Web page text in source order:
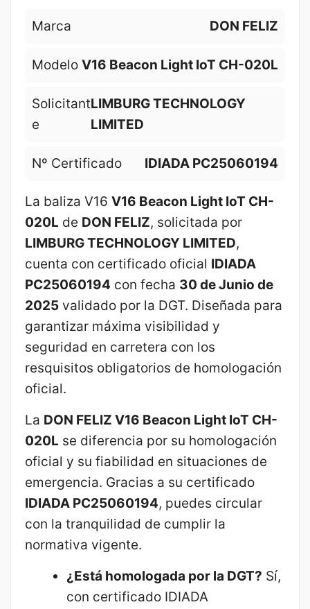
Marca DON FELIZ
Modelo V16 Beacon Light IoT CH-020L
Solicitant
e
LIMBURG TECHNOLOGY
LIMITED
Nº Certificado IDIADA PC25060194
La baliza V16 V16 Beacon Light IoT CH-
020L de DON FELIZ, solicitada por
LIMBURG TECHNOLOGY LIMITED,
cuenta con certificado oficial IDIADA
PC25060194 con fecha 30 de Junio de
2025 validado por la DGT. Diseñada para
garantizar máxima visibilidad y
seguridad en carretera con los
resquisitos obligatorios de homologación
oficial.
La DON FELIZ V16 Beacon Light IoT CH-
020L se diferencia por su homologación
oficial y su fiabilidad en situaciones de
emergencia. Gracias a su certificado
IDIADA PC25060194, puedes circular
con la tranquilidad de cumplir la
normativa vigente.
¿Está homologada por la DGT? Sí,
con certificado IDIADA